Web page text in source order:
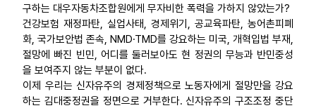
구하는 대우자동차조합원에게 무자비한 폭력을 가하지 않았는가?
건강보험 재정파탄, 실업사태, 경제위기, 공교육파탄, 농어촌피폐
화, 국가보안법 존속, NMD·TMD를 강요하는 미국, 개혁입법 부재,
절망에 빠진 빈민, 어디를 둘러보아도 현 정권의 무능과 반민중성
을 보여주지 않는 부분이 없다.
이제 우리는 신자유주의 경제정책으로 노동자에게 절망만을 강요
하는 김대중정권을 정면으로 거부한다. 신자유주의 구조조정 중단